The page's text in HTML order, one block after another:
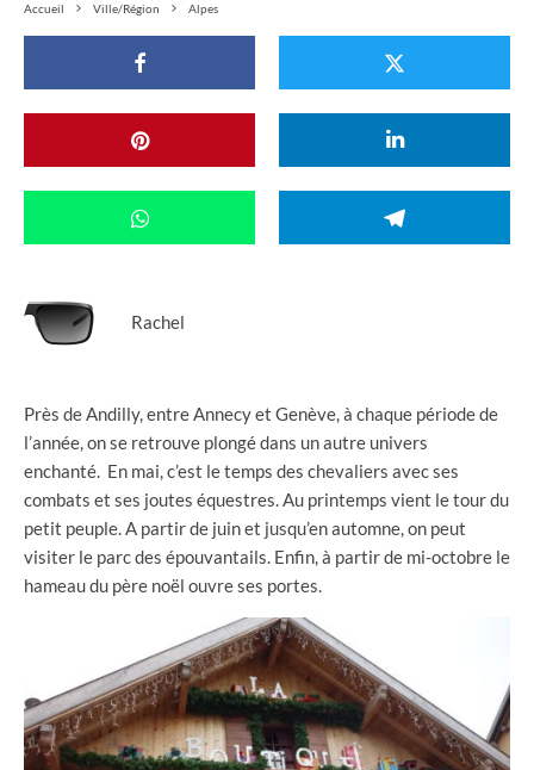
Accueil Ville/Région Alpes
Rachel
Près de Andilly, entre Annecy et Genève, à chaque période de
l’année, on se retrouve plongé dans un autre univers
enchanté. En mai, c’est le temps des chevaliers avec ses
combats et ses joutes équestres. Au printemps vient le tour du
petit peuple. A partir de juin et jusqu’en automne, on peut
visiter le parc des épouvantails. Enfin, à partir de mi-octobre le
hameau du père noël ouvre ses portes.